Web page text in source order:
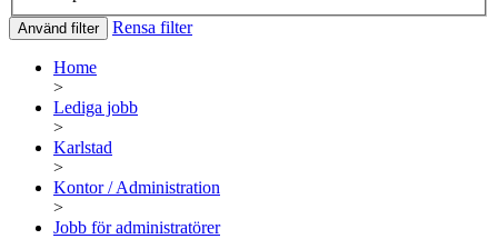
Använd filter Rensa filter
Home
>
Lediga jobb
>
Karlstad
>
Kontor / Administration
>
Jobb för administratörer